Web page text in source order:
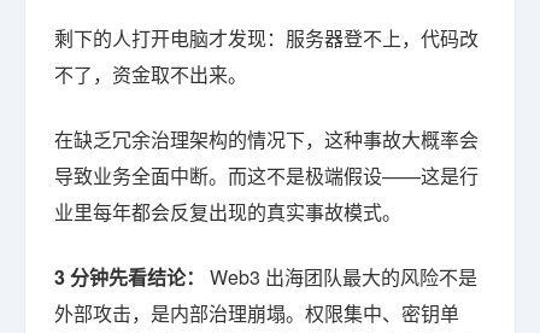
剩下的人打开电脑才发现：服务器登不上，代码改
不了，资金取不出来。
在缺乏冗余治理架构的情况下，这种事故大概率会
导致业务全面中断。而这不是极端假设——这是行
业里每年都会反复出现的真实事故模式。
3 分钟先看结论：
Web3 出海团队最大的风险不是
外部攻击，是内部治理崩塌。权限集中、密钥单